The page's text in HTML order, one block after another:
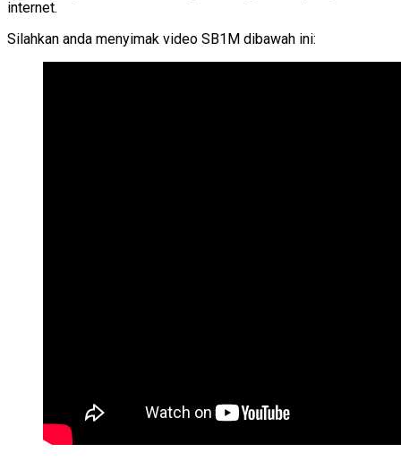
internet.
Silahkan anda menyimak video SB1M dibawah ini: